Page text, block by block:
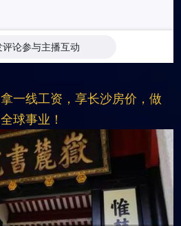
拿一线工资，享长沙房价，做
全球事业！